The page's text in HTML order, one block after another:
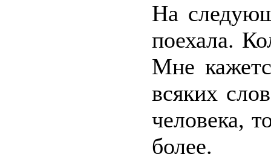
На
поехала.
Мне
всяких
человека,
более.